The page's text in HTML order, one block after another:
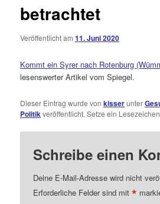
betrachtet
Veröffentlicht am11. Juni 2020
Kommt ein Syrer nach Rotenburg
lesenswerter Artikel vom Spiegel.
Dieser Eintrag wurde vonkisserunter
Politikveröffentlicht. Setze ein
Schreibe einen
Deine E-Mail-Adresse wird nicht
Erforderliche Felder sind mit*